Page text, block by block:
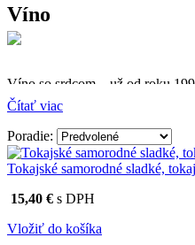
Víno
Víno so srdcom – už od roku
Firma Ostrožovič je
slovenskom Tokaji.
Vyrábame kvalitné odrodové a
priniesli na slovenský trh sólo
Furmint, Lipovina a Muškát žltý
spracúvame najmodernejšími
fermentácie.
Čítať viac
Poradie:
Tokajské samorodné sladké,
15,40 € s DPH
Vložiť do košíka